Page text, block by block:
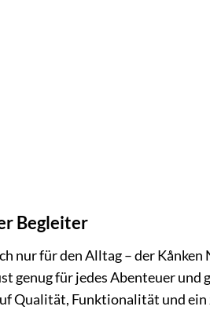
Begleiter
nur für den Alltag – der Kånken
genug für jedes Abenteuer
Qualität, Funktionalität und ein